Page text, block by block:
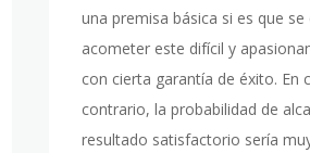
una premisa básica si es que se
acometer este difícil y
con cierta garantía de éxito. En
contrario, la probabilidad de
resultado satisfactorio sería